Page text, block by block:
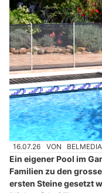
16.07.26 VON
Ein eigener Pool im
Familien zu den
ersten Steine gesetzt